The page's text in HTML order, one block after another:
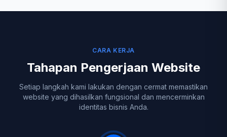
CARA KERJA
Tahapan Pengerjaan Website
Setiap langkah kami lakukan dengan cermat memastikan
website yang dihasilkan fungsional dan mencerminkan
identitas bisnis Anda.